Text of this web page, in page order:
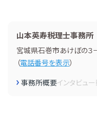
山本英寿税理士事務所
宮城県石巻市あけぼの３−
（電話番号を表示）
事務所概要インタビュー